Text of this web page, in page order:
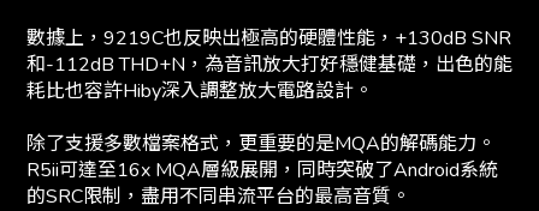
數據上，9219C也反映出極高的硬體性能，+130dB SNR
和-112dB THD+N，為音訊放大打好穩健基礎，出色的能
耗比也容許Hiby深入調整放大電路設計。
除了支援多數檔案格式，更重要的是MQA的解碼能力。
R5ii可達至16x MQA層級展開，同時突破了Android系統
的SRC限制，盡用不同串流平台的最高音質。